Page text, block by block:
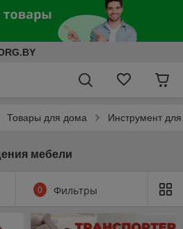
Товары для дома Инструмент
мебели
0 Фильтры